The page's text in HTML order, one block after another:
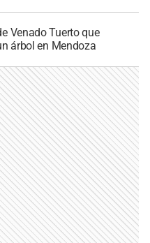
Venado Tuerto que
árbol en Mendoza